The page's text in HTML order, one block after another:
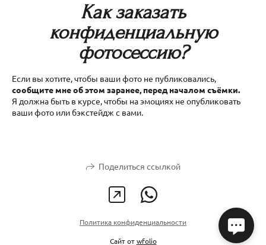
Как заказать
конфиденциальную
фотосессию?
Если вы хотите, чтобы ваши фото не публиковались,
сообщите мне об этом заранее, перед началом съёмки.
Я должна быть в курсе, чтобы на эмоциях не опубликовать
ваши фото или бэкстейдж с вами.
Поделиться ссылкой
Политика конфиденциальности
Сайт отwfolio